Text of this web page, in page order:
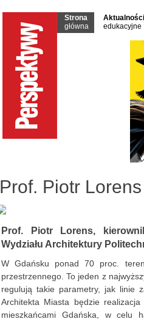
Strona
główna
Aktualności
edukacyjne
Prof. Piotr
Prof. Piotr Lorens,
Wydziału Architektury
W Gdańsku ponad 70 proc.
przestrzennego. To jeden z
regulują takie parametry, jak linie
Architekta Miasta będzie
mieszkańcami Gdańska, w celu